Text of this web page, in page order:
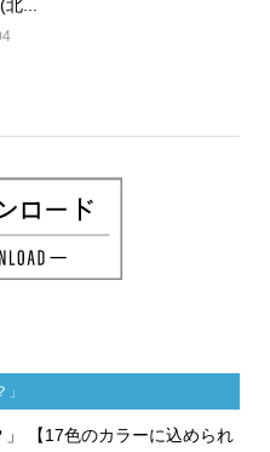
...
【17色のカラーに込められ